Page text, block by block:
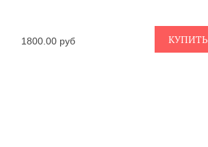
1800.00 КУПИТЬ